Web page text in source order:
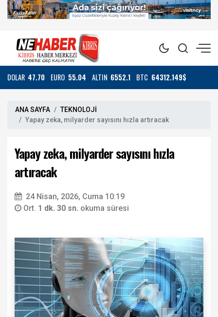
DOLAR 47.70 EURO 55.04 ALTIN 6552.1 BTC 64312.149$
ANA SAYFA
TEKNOLOJİ
Yapay zeka, milyarder sayısını hızla artıracak
Yapay zeka, milyarder sayısını hızla
artıracak
24 Nisan, 2026, Cuma 10:19
Ort. 1 dk. 30 sn. okuma süresi